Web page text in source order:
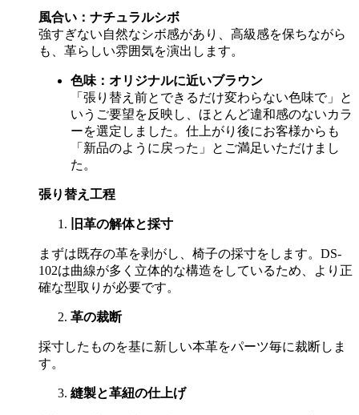
風合い：ナチュラルシボ
強すぎない自然なシボ感があり、高級感を保ちながら
も、革らしい雰囲気を演出します。
色味：オリジナルに近いブラウン
「張り替え前とできるだけ変わらない色味で」と
いうご要望を反映し、ほとんど違和感のないカラ
ーを選定しました。仕上がり後にお客様からも
「新品のように戻った」とご満足いただけまし
た。
張り替え工程
旧革の解体と採寸
まずは既存の革を剥がし、椅子の採寸をします。 DS-
102は曲線が多く立体的な構造をしているため、より正
確な型取りが必要です。
革の裁断
採寸したものを基に新しい本革をパーツ毎に裁断しま
す。
縫製と革紐の仕上げ